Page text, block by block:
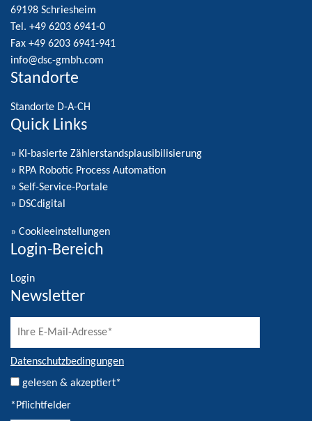
69198 Schriesheim
Tel. +49 6203 6941-0
Fax +49 6203 6941-941
info@dsc-gmbh.com
Standorte
Standorte D-A-CH
Quick Links
» KI-basierte Zählerstandsplausibilisierung
» RPA Robotic Process Automation
» Self-Service-Portale
» DSCdigital
» Cookieeinstellungen
Login-Bereich
Login
Newsletter
Datenschutzbedingungen
gelesen & akzeptiert*
*Pflichtfelder